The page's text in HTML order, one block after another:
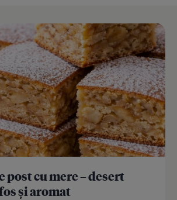
post cu mere – desert
și aromat